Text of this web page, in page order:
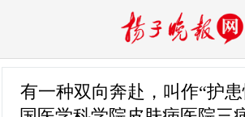
有一种双向奔赴，叫作“护